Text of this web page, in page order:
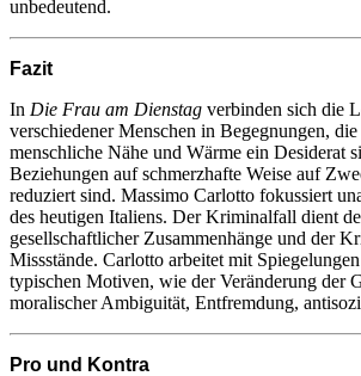
unbedeutend.
Fazit
In Die Frau am Dienstag verbinden sich die
verschiedener Menschen in Begegnungen, die
menschliche Nähe und Wärme ein Desiderat
Beziehungen auf schmerzhafte Weise auf
reduziert sind. Massimo Carlotto fokussiert
des heutigen Italiens. Der Kriminalfall dient
gesellschaftlicher Zusammenhänge und der
Missstände. Carlotto arbeitet mit
typischen Motiven, wie der Veränderung der
moralischer Ambiguität, Entfremdung,
Pro und Kontra